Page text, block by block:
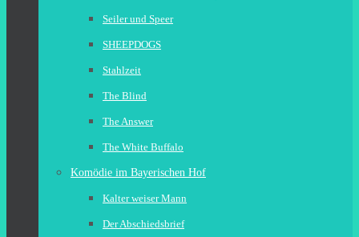
Seiler und Speer
SHEEPDOGS
Stahlzeit
The Blind
The Answer
The White Buffalo
Komödie im Bayerischen Hof
Kalter weiser Mann
Der Abschiedsbrief